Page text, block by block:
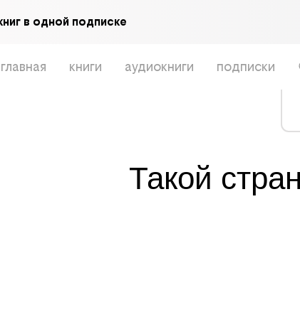
в одной подписке
главная книги аудиокниги подписки
Такой